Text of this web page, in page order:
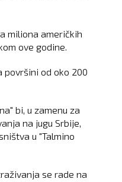
miliona američkih
ove godine.
površini od oko 200
bi, u zamenu za
na jugu Srbije,
u "Talmino
se rade na